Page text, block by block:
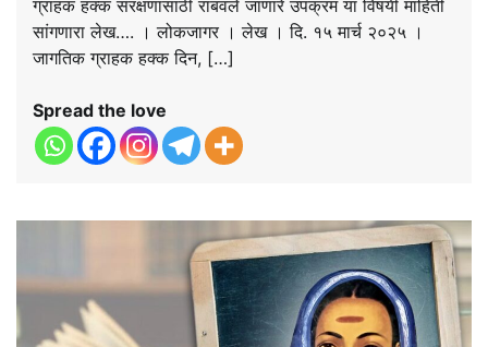
ग्राहक हक्क संरक्षणासाठी राबवले जाणारे उपक्रम या विषयी माहिती
सांगणारा लेख…. । लोकजागर । लेख । दि. १५ मार्च २०२५ ।
जागतिक ग्राहक हक्क दिन, […]
Spread the love